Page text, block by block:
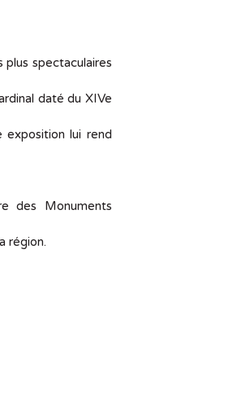
plus spectaculaires
daté du XIVe
exposition lui rend
des Monuments
région.